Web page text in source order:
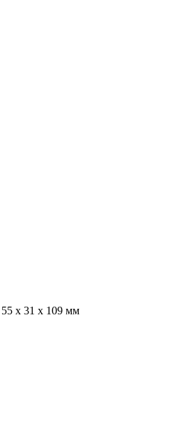
55 x 31 x 109 мм